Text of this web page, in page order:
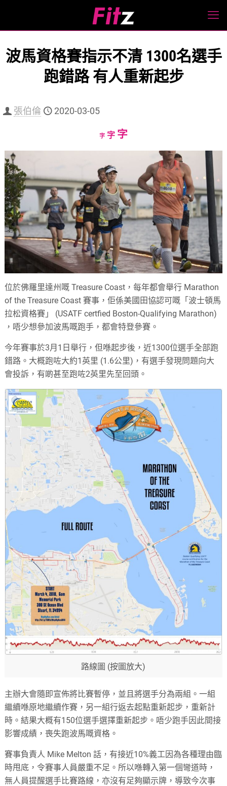
波馬資格賽指示不清 1300名選手
跑錯路 有人重新起步
張伯倫 2020-03-05
字Decrease
字Reset
字Increase
位於佛羅里達州嘅 Treasure Coast，每年都會舉行 Marathon
of the Treasure Coast 賽事，佢係美國田協認可嘅「波士頓馬
拉松資格賽」 (USATF certfied Boston-Qualifying Marathon)
，唔少想參加波馬嘅跑手，都會特登參賽。
今年賽事於3月1日舉行，但喺起步後，近1300位選手全部跑
錯路。大概跑咗大約1英里 (1.6公里)，有選手發現問題向大
會投訴，有啲甚至跑咗2英里先至回頭。
路線圖 (按圖放大)
主辦大會隨即宣佈將比賽暫停，並且將選手分為兩組。一組
繼續喺原地繼續作賽，另一組行返去起點重新起步，重新計
時。結果大概有150位選手選擇重新起步。唔少跑手因此間接
影響成績，喪失跑波馬嘅資格。
賽事負責人 Mike Melton 話，有接近10%義工因為各種理由臨
時甩底，令賽事人員嚴重不足。所以喺轉入第一個彎道時，
無人員提醒選手比賽路線，亦沒有足夠顯示牌，導致今次事